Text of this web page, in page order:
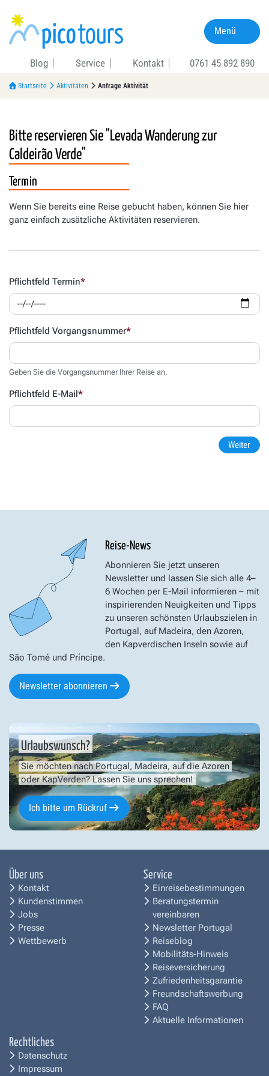
Blog Service Kontakt 0761 45 892 890
Menü
Startseite Aktivitäten Anfrage Aktivität
Bitte reservieren Sie "Levada Wanderung zur
Caldeirão Verde"
Termin
Wenn Sie bereits eine Reise gebucht haben, können Sie hier
ganz einfach zusätzliche Aktivitäten reservieren.
Pflichtfeld Termin*
Pflichtfeld Vorgangsnummer*
Geben Sie die Vorgangsnummer Ihrer Reise an.
Pflichtfeld E-Mail*
Weiter
Reise-News
Abonnieren Sie jetzt unseren
Newsletter und lassen Sie sich alle 4–
6 Wochen per E-Mail informieren – mit
inspirierenden Neuigkeiten und Tipps
zu unseren schönsten Urlaubszielen in
Portugal, auf Madeira, den Azoren,
den Kapverdischen Inseln sowie auf
São Tomé und Príncipe.
Newsletter abonnieren
Urlaubswunsch?
Sie möchten nach Portugal, Madeira, auf die Azoren
oder KapVerden? Lassen Sie uns sprechen!
Ich bitte um Rückruf
Über uns
Kontakt
Kundenstimmen
Jobs
Presse
Wettbewerb
Service
Einreisebestimmungen
Beratungstermin
vereinbaren
Newsletter Portugal
Reiseblog
Mobilitäts-Hinweis
Reiseversicherung
Zufriedenheitsgarantie
Freundschaftswerbung
FAQ
Aktuelle Informationen
Rechtliches
Datenschutz
Impressum